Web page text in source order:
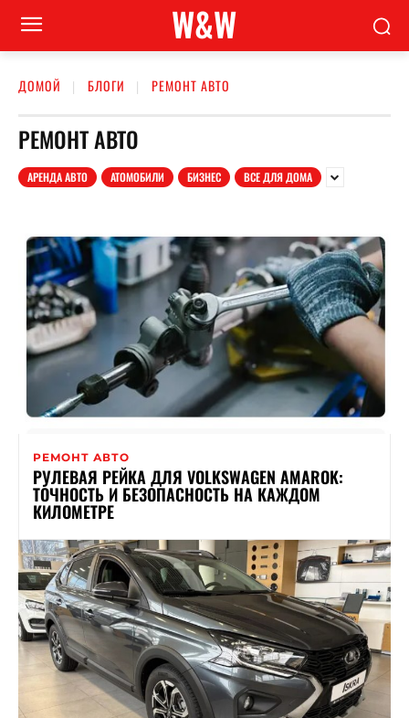
W&W
ДОМОЙ БЛОГИ РЕМОНТ АВТО
РЕМОНТ АВТО
АРЕНДА АВТО АТОМОБИЛИ БИЗНЕС ВСЕ ДЛЯ ДОМА
РЕМОНТ АВТО
РУЛЕВАЯ РЕЙКА ДЛЯ VOLKSWAGEN AMAROK:
ТОЧНОСТЬ И БЕЗОПАСНОСТЬ НА КАЖДОМ
КИЛОМЕТРЕ